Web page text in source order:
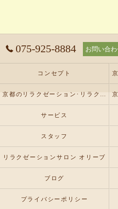
075-925-8884 お問い合
コンセプト
京都のリラクゼーション･リラクゼーションサロン オリーブの評判
サービス
スタッフ
リラクゼーションサロン オリーブ
ブログ
プライバシーポリシー